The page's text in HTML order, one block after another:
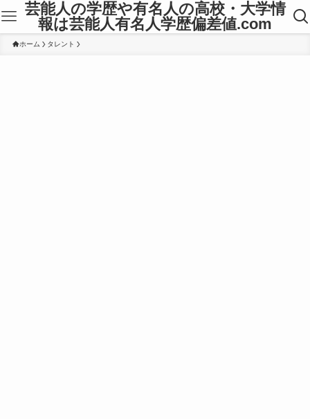
芸能人の学歴や有名人の高校・大学情
報は芸能人有名人学歴偏差値.com
ホーム タレント